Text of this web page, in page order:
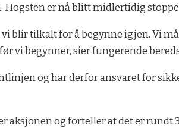
er nå blitt midlertidig
blir tilkalt for å begynne igjen. Vi
vi begynner, sier fungerende
og har derfor ansvaret for
aksjonen og forteller at det er rundt